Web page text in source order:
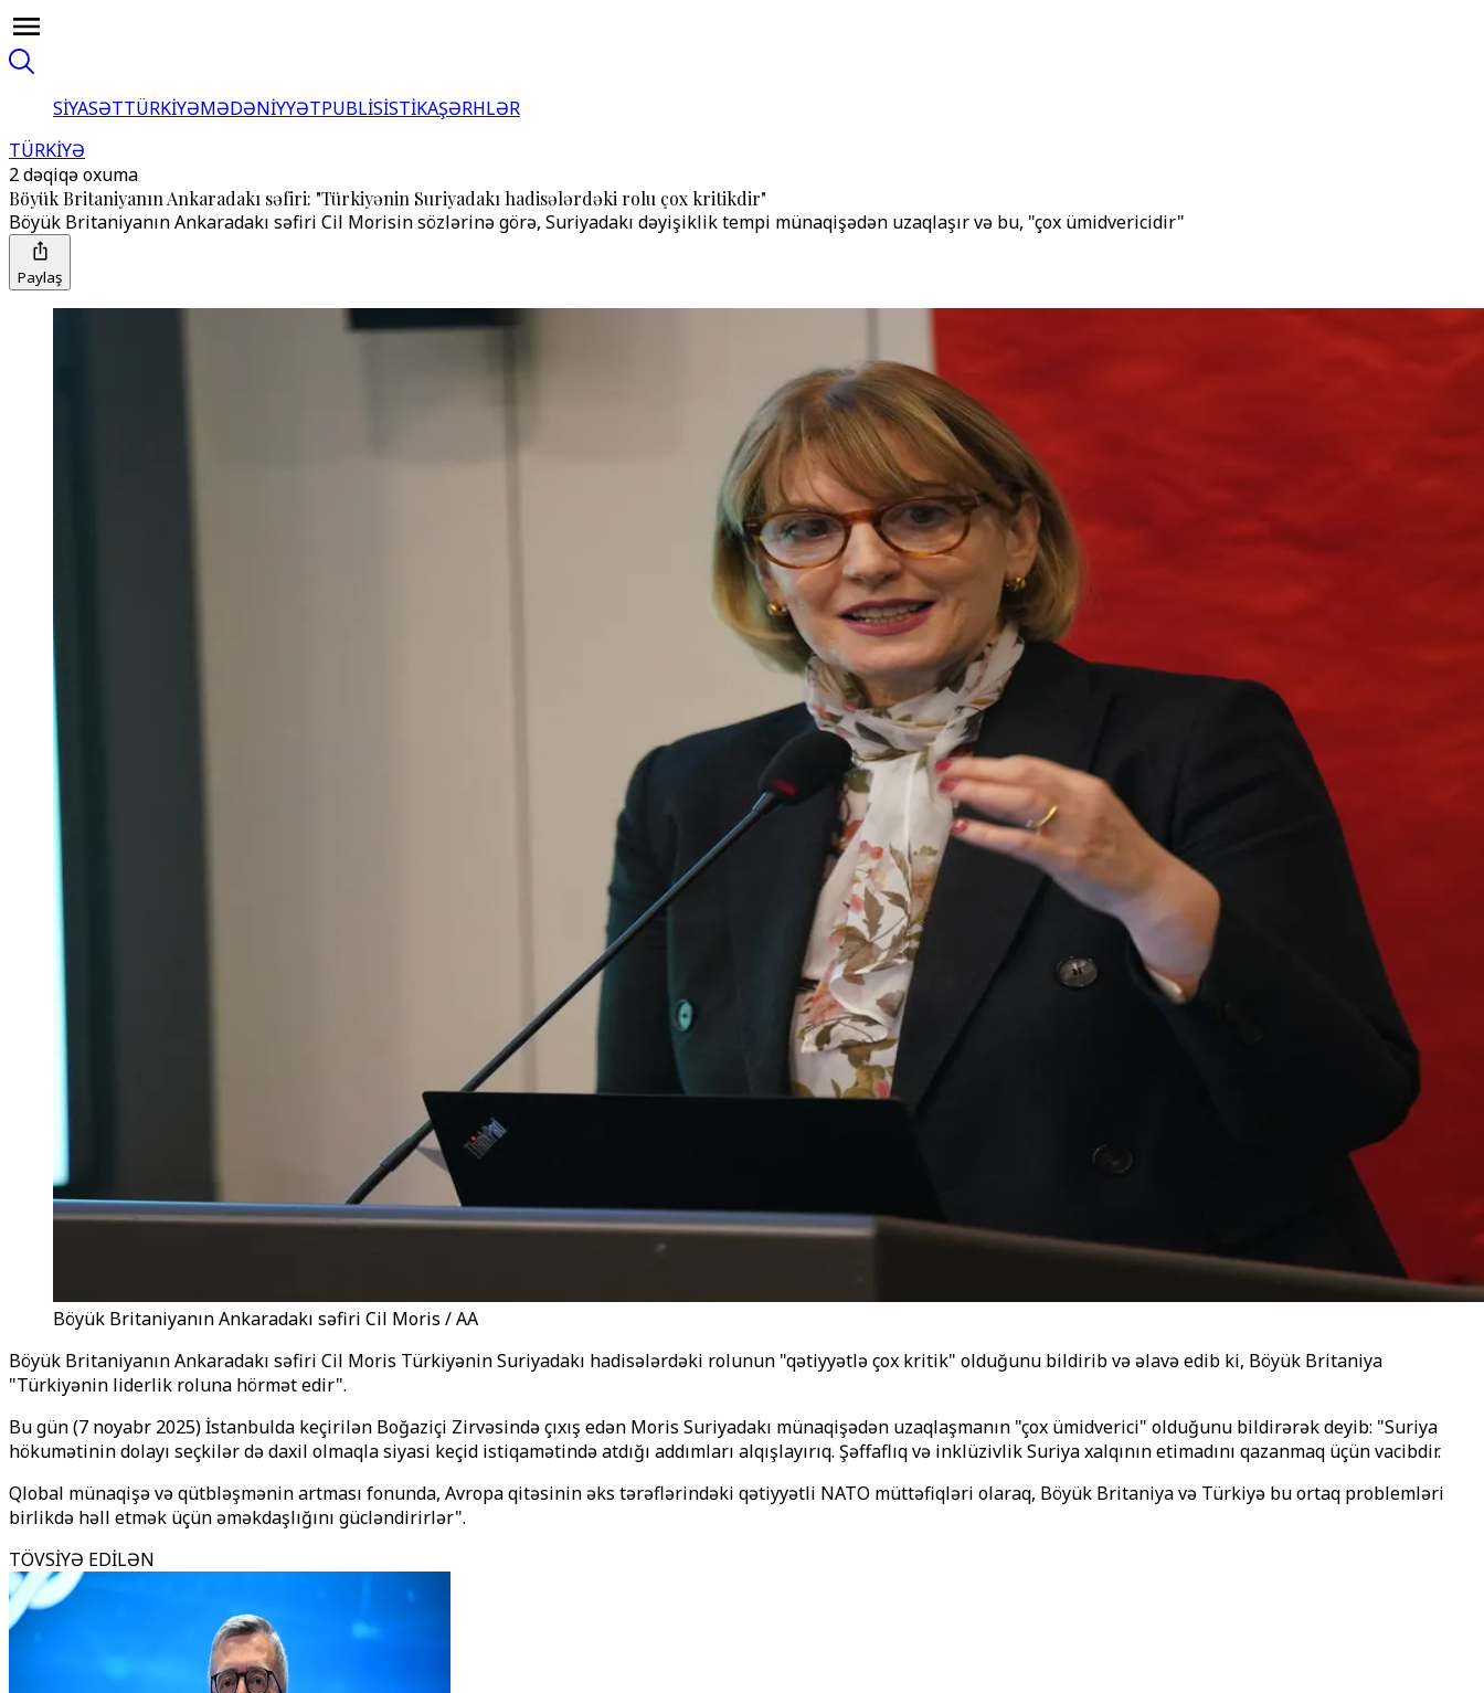
SİYASƏTTÜRKİYƏMƏDƏNİYYƏTPUBLİSİSTİKAŞƏRHLƏR
TÜRKİYƏ
2 dəqiqə oxuma
Böyük Britaniyanın Ankaradakı səfiri: "Türkiyənin Suriyadakı hadisələrdəki rolu çox kritikdir"
Böyük Britaniyanın Ankaradakı səfiri Cil Morisin sözlərinə görə, Suriyadakı dəyişiklik tempi münaqişədən uzaqlaşır və bu, "çox ümidvericidir"
Paylaş
Böyük Britaniyanın Ankaradakı səfiri Cil Moris / AA
Böyük Britaniyanın Ankaradakı səfiri Cil Moris Türkiyənin Suriyadakı hadisələrdəki rolunun "qətiyyətlə çox kritik" olduğunu bildirib və əlavə edib ki, Böyük Britaniya
"Türkiyənin liderlik roluna hörmət edir".
Bu gün (7 noyabr 2025) İstanbulda keçirilən Boğaziçi Zirvəsində çıxış edən Moris Suriyadakı münaqişədən uzaqlaşmanın "çox ümidverici" olduğunu bildirərək deyib: "Suriya
hökumətinin dolayı seçkilər də daxil olmaqla siyasi keçid istiqamətində atdığı addımları alqışlayırıq. Şəffaflıq və inklüzivlik Suriya xalqının etimadını qazanmaq üçün vacibdir.
Qlobal münaqişə və qütbləşmənin artması fonunda, Avropa qitəsinin əks tərəflərindəki qətiyyətli NATO müttəfiqləri olaraq, Böyük Britaniya və Türkiyə bu ortaq problemləri
birlikdə həll etmək üçün əməkdaşlığını gücləndirirlər".
TÖVSİYƏ EDİLƏN